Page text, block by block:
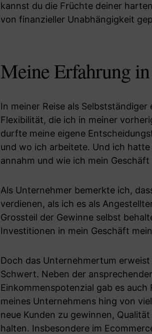
kannst du die Früchte deiner
von finanzieller Unabhängigkeit
Meine Erfahrung
In meiner Reise als
Flexibilität, die ich in meiner
durfte meine eigene
und wo ich arbeitete. Und ich
annahm und wie ich mein
Als Unternehmer bemerkte ich,
verdienen, als ich es als
Grossteil der Gewinne selbst
Investitionen in mein Geschäft
Doch das Unternehmertum
Schwert. Neben der
Einkommenspotenzial gab es
meines Unternehmens hing von
neue Kunden zu gewinnen,
halten. Insbesondere im